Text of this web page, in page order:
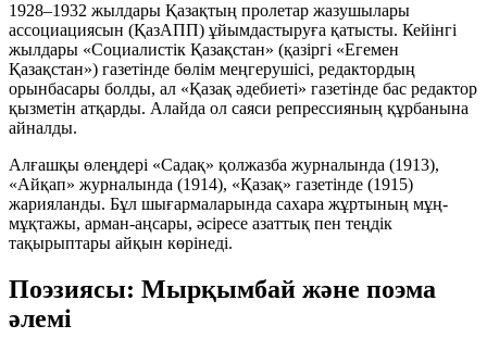
1928–1932 жылдары Қазақтың пролетар жазушылары
ассоциациясын (ҚазАПП) ұйымдастыруға қатысты. Кейінгі
жылдары «Социалистік Қазақстан» (қазіргі «Егемен
Қазақстан») газетінде бөлім меңгерушісі, редактордың
орынбасары болды, ал «Қазақ әдебиеті» газетінде бас редактор
қызметін атқарды. Алайда ол саяси репрессияның құрбанына
айналды.
Алғашқы өлеңдері «Садақ» қолжазба журналында (1913),
«Айқап» журналында (1914), «Қазақ» газетінде (1915)
жарияланды. Бұл шығармаларында сахара жұртының мұң-
мұқтажы, арман-аңсары, әсіресе азаттық пен теңдік
тақырыптары айқын көрінеді.
Поэзиясы: Мырқымбай және поэма
әлемі